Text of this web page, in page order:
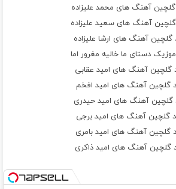
گلچین آهنگ های محمد علیزاده
گلچین آهنگ های سعید علیزاده
گلچین آهنگ های ارشا علیزاده
موزیک دستای ما خالیه مغرور اما
گلچین آهنگ های امید عقابی
گلچین آهنگ های امید افخم
گلچین آهنگ های امید حیدری
گلچین آهنگ های امید برجی
گلچین آهنگ های امید بامری
گلچین آهنگ های امید ذاکری